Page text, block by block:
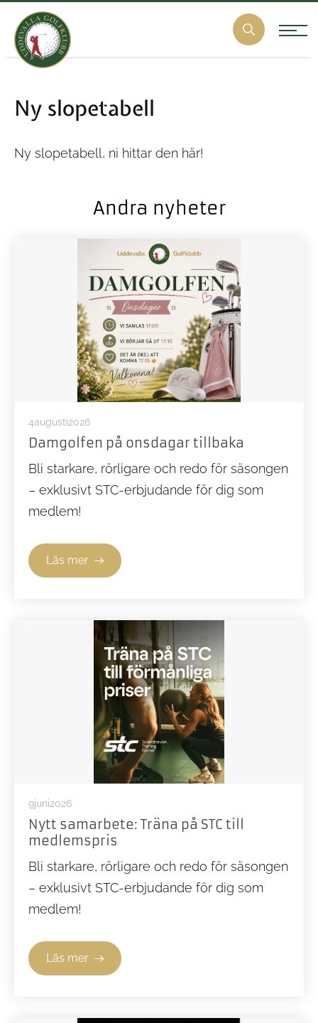
Ny slopetabell
Ny slopetabell, ni hittar den här!
Andra nyheter
4Augusti2026
Damgolfen på onsdagar tillbaka
Bli starkare, rörligare och redo för säsongen
– exklusivt STC-erbjudande för dig som
medlem!
Läs mer
9Juni2026
Nytt samarbete: Träna på STC till
medlemspris
Bli starkare, rörligare och redo för säsongen
– exklusivt STC-erbjudande för dig som
medlem!
Läs mer